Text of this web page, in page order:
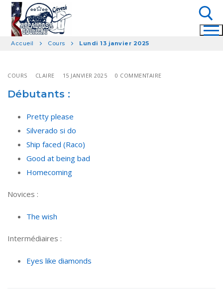
Aller
contenu
Accueil Cours Lundi 13 janvier 2025
COURS CLAIRE 15 JANVIER 2025 0 COMMENTAIRE
Débutants :
Pretty please
Silverado si do
Ship faced (Raco)
Good at being bad
Homecoming
Novices :
The wish
Intermédiaires :
Eyes like diamonds